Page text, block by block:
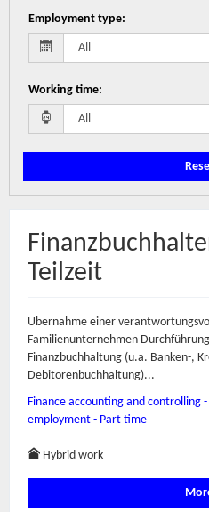
Employment type:
Working time:
Teilzeit
Übernahme einer
Familienunternehmen
Finanzbuchhaltung (u.a. Banken-,
Debitorenbuchhaltung)...
Finance accounting and controlling
employment - Part time
Hybrid work